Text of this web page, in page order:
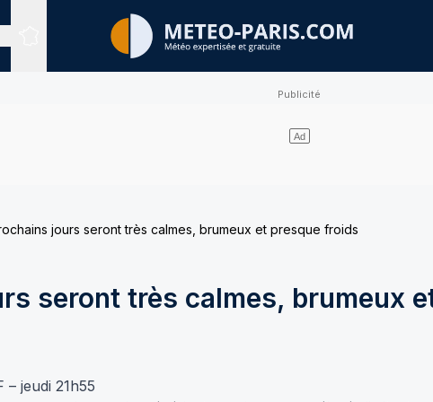
Sites expertisés
jours seront très calmes, brumeux et presque froids
seront très calmes, brumeux
jeudi 21h55